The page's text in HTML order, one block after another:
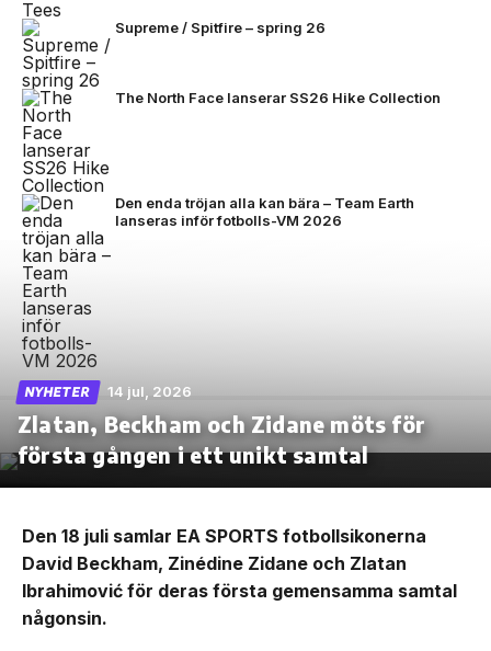
Supreme / Spitfire – spring 26
The North Face lanserar SS26 Hike Collection
Den enda tröjan alla kan bära – Team Earth
lanseras inför fotbolls-VM 2026
NYHETER 14 jul, 2026
Zlatan, Beckham och Zidane möts för
första gången i ett unikt samtal
Den 18 juli samlar EA SPORTS fotbollsikonerna
David Beckham, Zinédine Zidane och Zlatan
Ibrahimović för deras första gemensamma samtal
någonsin.